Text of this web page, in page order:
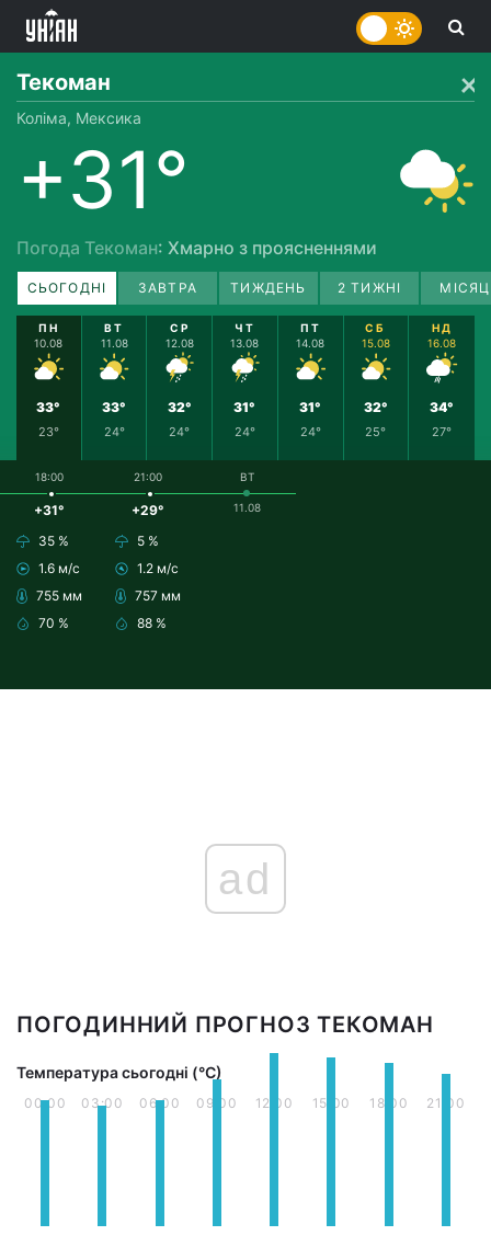
Текоман
Коліма, Мексика
+31°
Погода Текоман: Хмарно з проясненнями
СЬОГОДНІ ЗАВТРА ТИЖДЕНЬ 2 ТИЖНІ
ПН
10.08
33°
23°
ВТ
11.08
33°
24°
СР
12.08
32°
24°
ЧТ
13.08
31°
24°
ПТ
14.08
31°
24°
СБ
15.08
32°
25°
НД
16.08
34°
27°
18:00
+31°
35 %
1.6 м/с
755 мм
70 %
21:00
+29°
5 %
1.2 м/с
757 мм
88 %
ВТ
11.08
ad
ПОГОДИННИЙ ПРОГНОЗ ТЕКОМАН
Температура сьогодні (°С)
00:00 03:00 06:00 09:00 12:00 15:00 18:00 21:00